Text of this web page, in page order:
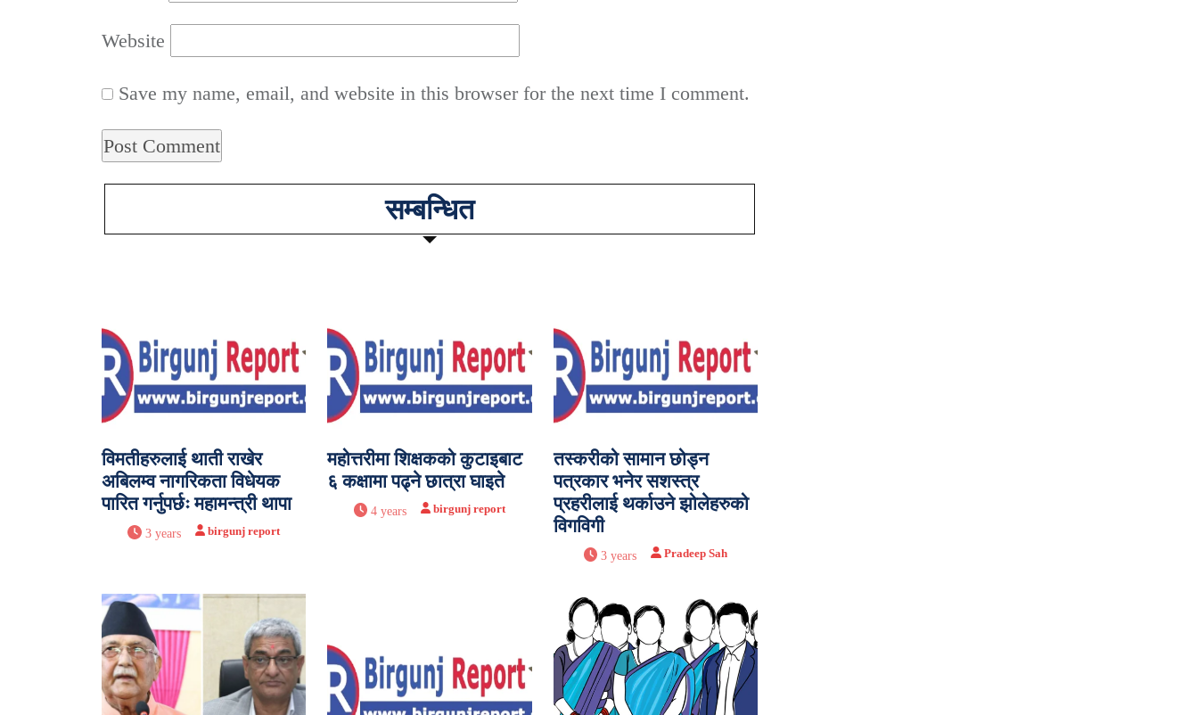
Website
Save my name, email, and website in this browser for the next time I comment.
सम्बन्धित
विमतीहरुलाई थाती राखेर
अबिलम्व नागरिकता विधेयक
पारित गर्नुपर्छः महामन्त्री थापा
3 years birgunj report
महोत्तरीमा शिक्षकको कुटाइबाट
६ कक्षामा पढ्ने छात्रा घाइते
4 years birgunj report
तस्करीको सामान छोड्न
पत्रकार भनेर सशस्त्र
प्रहरीलाई थर्काउने झोलेहरुको
विगविगी
3 years Pradeep Sah